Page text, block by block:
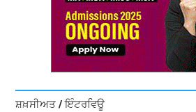
ਸ਼ਖ਼ਸੀਅਤ / ਇੰਟਰਵਿਊ